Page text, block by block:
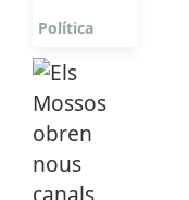
Política